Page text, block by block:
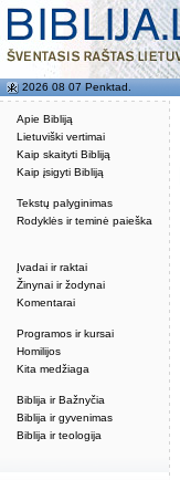
Apie Bibliją
Lietuviški vertimai
Kaip skaityti Bibliją
Kaip įsigyti Bibliją
Tekstų palyginimas
Rodyklės ir teminė paieška
Įvadai ir raktai
Žinynai ir žodynai
Komentarai
Programos ir kursai
Homilijos
Kita medžiaga
Biblija ir Bažnyčia
Biblija ir gyvenimas
Biblija ir teologija
2026 08 07 Penktad.